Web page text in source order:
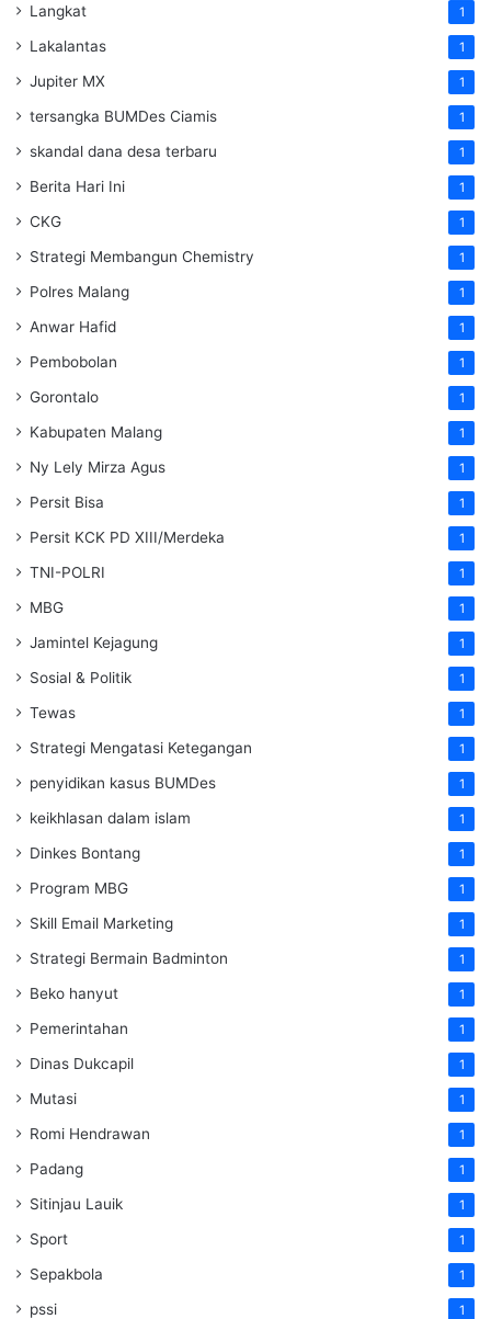
Langkat 1
Lakalantas 1
Jupiter MX 1
tersangka BUMDes Ciamis 1
skandal dana desa terbaru 1
Berita Hari Ini 1
CKG 1
Strategi Membangun Chemistry 1
Polres Malang 1
Anwar Hafid 1
Pembobolan 1
Gorontalo 1
Kabupaten Malang 1
Ny Lely Mirza Agus 1
Persit Bisa 1
Persit KCK PD XIII/Merdeka 1
TNI-POLRI 1
MBG 1
Jamintel Kejagung 1
Sosial & Politik 1
Tewas 1
Strategi Mengatasi Ketegangan 1
penyidikan kasus BUMDes 1
keikhlasan dalam islam 1
Dinkes Bontang 1
Program MBG 1
Skill Email Marketing 1
Strategi Bermain Badminton 1
Beko hanyut 1
Pemerintahan 1
Dinas Dukcapil 1
Mutasi 1
Romi Hendrawan 1
Padang 1
Sitinjau Lauik 1
Sport 1
Sepakbola 1
pssi 1